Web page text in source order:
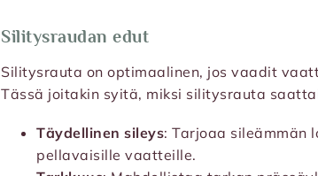
Silitysraudan edut
Silitysrauta on optimaalinen, jos vaadit
Tässä joitakin syitä, miksi silitysrauta
Täydellinen sileys: Tarjoaa sileämmän
pellavaisille vaatteille.